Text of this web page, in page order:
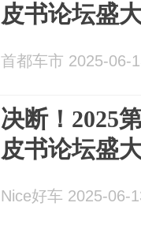
皮书论坛盛
首都车市 2025-06-
决断！2025
皮书论坛盛
Nice好车 2025-06-